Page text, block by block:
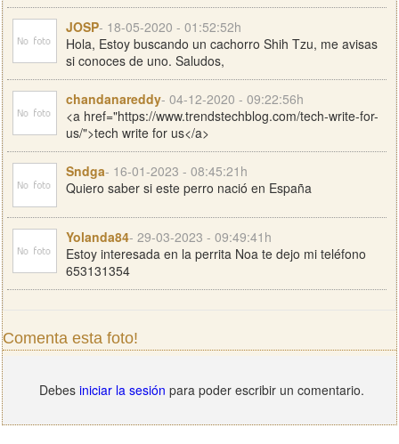
JOSP- 18-05-2020 - 01:52:52h
Hola, Estoy buscando un cachorro Shih Tzu, me avisas
si conoces de uno. Saludos,
chandanareddy- 04-12-2020 - 09:22:56h
<a href="https://www.trendstechblog.com/tech-write-for-
us/">tech write for us</a>
Sndga- 16-01-2023 - 08:45:21h
Quiero saber si este perro nació en España
Yolanda84- 29-03-2023 - 09:49:41h
Estoy interesada en la perrita Noa te dejo mi teléfono
653131354
Comenta esta foto!
Debes iniciar la sesión para poder escribir un comentario.